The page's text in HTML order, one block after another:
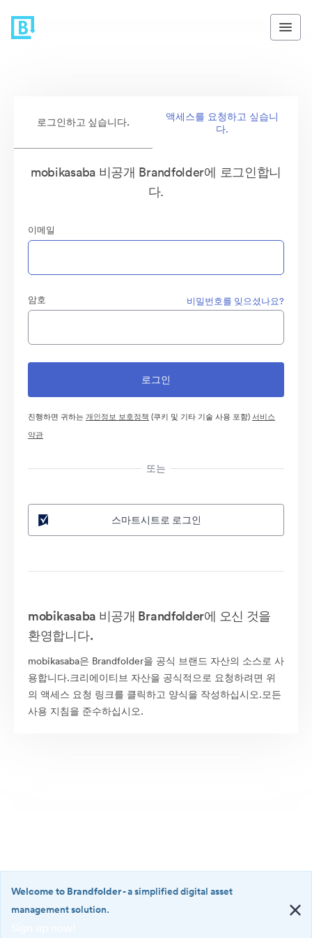
로그인하고 싶습니다.
액세스를 요청하고 싶습니
다.
mobikasaba 비공개 Brandfolder에 로그인합니
다.
이메일
암호 비밀번호를 잊으셨나요?
진행하면 귀하는개인정보 보호정책 (쿠키 및 기타 기술 사용 포함)서비스
약관
또는
스마트시트로 로그인
mobikasaba 비공개 Brandfolder에 오신 것을
환영합니다.
mobikasaba은 Brandfolder을 공식 브랜드 자산의 소스로 사
용합니다.크리에이티브 자산을 공식적으로 요청하려면 위
의 액세스 요청 링크를 클릭하고 양식을 작성하십시오.모든
사용 지침을 준수하십시오.
Welcome to Brandfolder- a simplified digital asset
management solution.